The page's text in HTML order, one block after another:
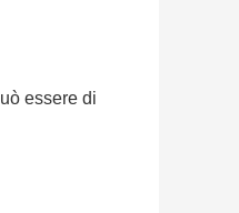
essere di